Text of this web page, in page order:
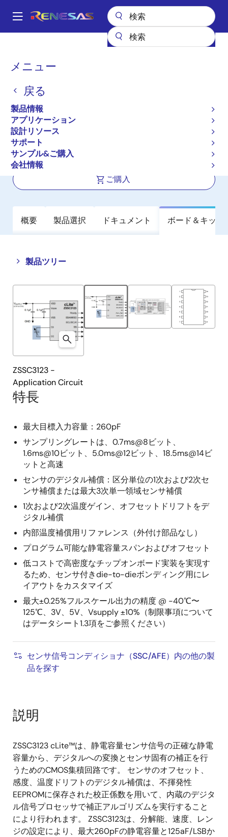
ン
Main
メニュー
戻る
製品情報
アプリケーション
設計リソース
サポート
サンプル&ご購入
会社情報
パ
く
ず
センサ信号コンディショナ（SSC/AFE）
ZSSC3123
アクティブ
デジタル出力付き静電容量センサ信号
コンディショナ
ご購入
概要 製品選択 ドキュメント ボード＆キット
製品ツリー
Close
tree
Open
tree
特長
最大目標入力容量：260pF
サンプリングレートは、0.7ms@8ビット、
1.6ms@10ビット、5.0ms@12ビット、18.5ms@14ビ
ットと高速
センサのデジタル補償：区分単位の1次および2次セ
ンサ補償または最大3次単一領域センサ補償
1次および2次温度ゲイン、オフセットドリフトをデ
ジタル補償
内部温度補償用リファレンス（外付け部品なし）
プログラム可能な静電容量スパンおよびオフセット
低コストで高密度なチップオンボード実装を実現す
るため、センサ付きdie-to-dieボンディング用にレ
イアウトをカスタマイズ
最大±0.25%フルスケール出力の精度 @ -40℃〜
125℃、3V、5V、Vsupply ±10%（制限事項について
はデータシート1.3項をご参照ください）
センサ信号コンディショナ（SSC/AFE）内の他の製
品を探す
ZSSC3123 -
Application Circuit
説明
ZSSC3123 cLite™は、静電容量センサ信号の正確な静電
容量から、デジタルへの変換とセンサ固有の補正を行
うためのCMOS集積回路です。 センサのオフセット、
感度、温度ドリフトのデジタル補償は、不揮発性
EEPROMに保存された校正係数を用いて、内蔵のデジタ
ル信号プロセッサで補正アルゴリズムを実行すること
により行われます。 ZSSC3123は、分解能、速度、レン
ジの設定により、最大260pFの静電容量と125aF/LSBか